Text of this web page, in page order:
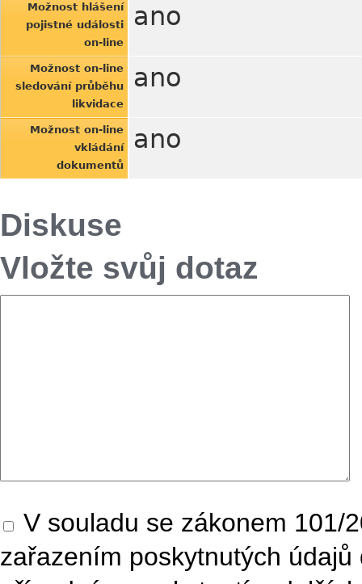
Možnost hlášení
pojistné události
on-line
ano
Možnost on-line
sledování průběhu
likvidace
ano
Možnost on-line
vkládání
dokumentů
ano
Diskuse
Vložte svůj dotaz
V souladu se zákonem 101/
zařazením poskytnutých